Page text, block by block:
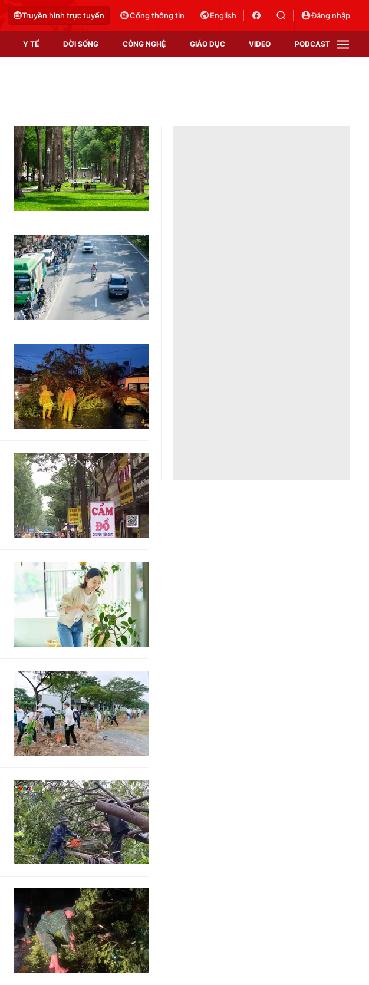
Truyền hình trực tuyến Cổng thông tin English Đăng nhập
Y TẾ ĐỜI SỐNG CÔNG NGHỆ GIÁO DỤC VIDEO PODCAST
Video
Shorts video
Podcast
EMagazine
Photo
Infographic
Góc ảnh
Công nghệ
Hitech Công nghệ tương lai
Sản phẩm
Thị trường
Tư vấn
VTV Sức khoẻ